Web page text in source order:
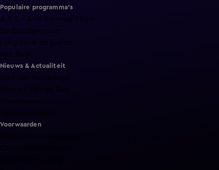
Populaire programma's
A.S.S. - Anti Survival Show
De Bondgenoten
Lang Leve de Liefde
Het Blok
Nieuws & Actualiteit
Voorwaarden